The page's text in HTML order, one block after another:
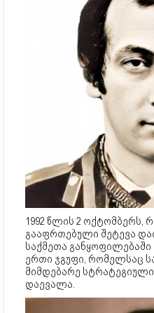
1992 წლის 2 ოქტომბერს,
გააფრთებული შეტევა
საქმეთა
ერთი ჯგუფი, რომელსაც
მიმდებარე
დაევალა.